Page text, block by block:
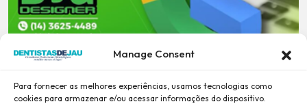
Manage Consent
Para fornecer as melhores experiências, usamos tecnologias como
cookies para armazenar e/ou acessar informações do dispositivo.